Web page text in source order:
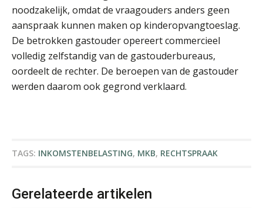
noodzakelijk, omdat de vraagouders anders geen
aanspraak kunnen maken op kinderopvangtoeslag.
De betrokken gastouder opereert commercieel
volledig zelfstandig van de gastouderbureaus,
oordeelt de rechter. De beroepen van de gastouder
werden daarom ook gegrond verklaard.
TAGS: INKOMSTENBELASTING, MKB, RECHTSPRAAK
Gerelateerde artikelen
Ron Mulder
Michiel Pouwels